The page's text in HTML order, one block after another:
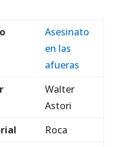
Asesinato
en las
afueras
Walter
Astori
Roca